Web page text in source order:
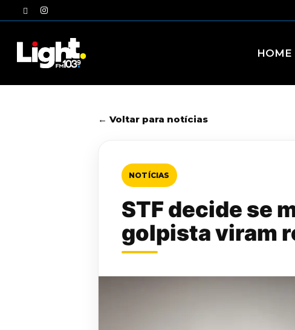
to
twitterinstagram
HOME
← Voltar para notícias
NOTÍCIAS
STF decide se
golpista viram